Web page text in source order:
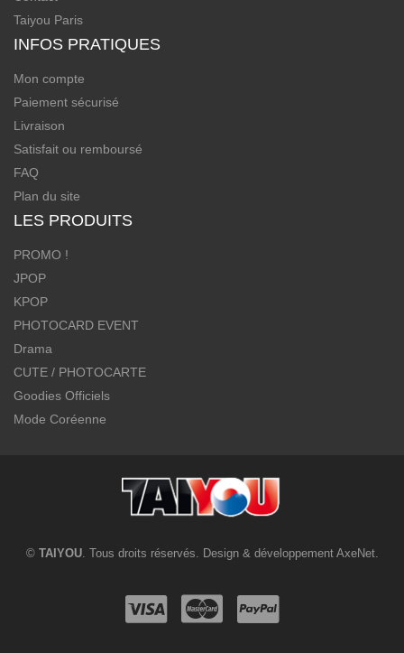
Taiyou Paris
INFOS PRATIQUES
Mon compte
Paiement sécurisé
Livraison
Satisfait ou remboursé
FAQ
Plan du site
LES PRODUITS
PROMO !
JPOP
KPOP
PHOTOCARD EVENT
Drama
CUTE / PHOTOCARTE
Goodies Officiels
Mode Coréenne
© TAIYOU. Tous droits réservés. Design & développement AxeNet.